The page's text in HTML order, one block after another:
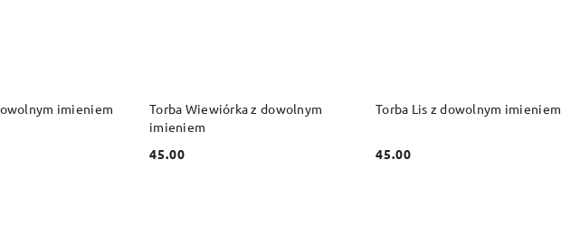
imieniem
DO KOSZYKA
Torba Wiewiórka z dowolnym
imieniem
Cena:
45.00
DO KOSZYKA Torba Lis z dowolnym imieniem
Cena:
45.00
DO KOSZYKA